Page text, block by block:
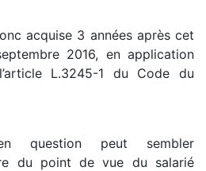
acquise 3 années après cet
2016, en application
L.3245-1 du Code du
question peut sembler
du point de vue du salarié